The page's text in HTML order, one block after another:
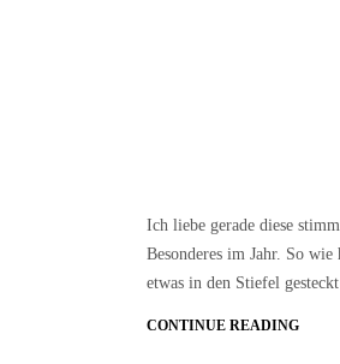
Ich liebe gerade diese
Besonderes im Jahr. So
etwas in den Stiefel
CONTINUE READING